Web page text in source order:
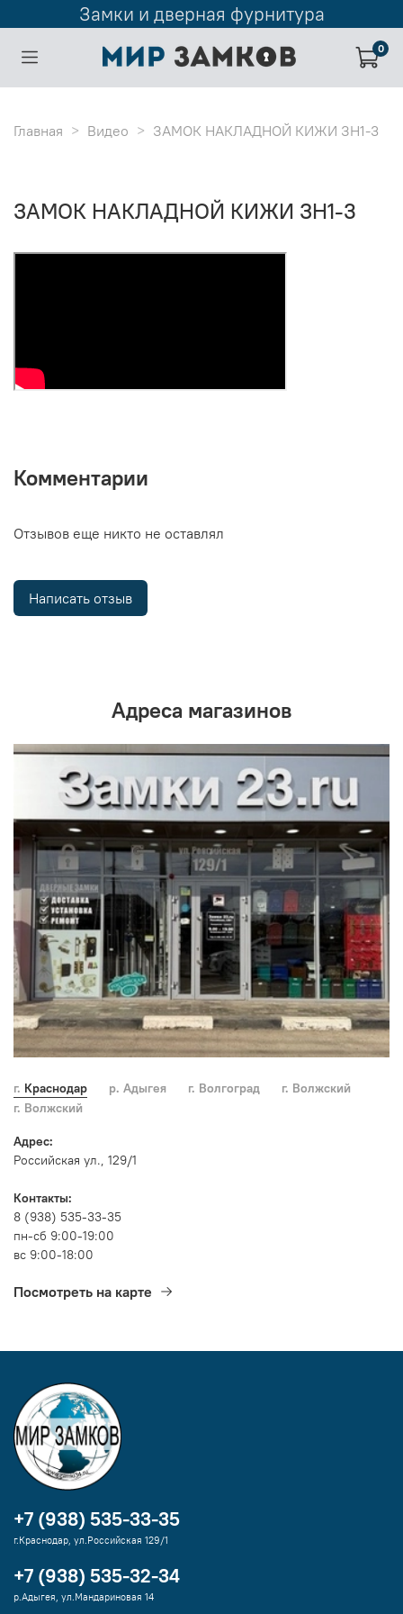
Замки и дверная фурнитура
0
Главная Видео ЗАМОК НАКЛАДНОЙ КИЖИ ЗН1-3
ЗАМОК НАКЛАДНОЙ КИЖИ ЗН1-3
Комментарии
Отзывов еще никто не оставлял
Написать отзыв
Адреса магазинов
г. Краснодар р. Адыгея г. Волгоград
г. Волжский
г. Волжский
Адрес:
Российская ул., 129/1
Контакты:
8 (938) 535-33-35
пн-сб 9:00-19:00
вс 9:00-18:00
Посмотреть на карте
+7 (938) 535-33-35
г.Краснодар, ул.Российская 129/1
+7 (938) 535-32-34
р.Адыгея, ул.Мандариновая 14